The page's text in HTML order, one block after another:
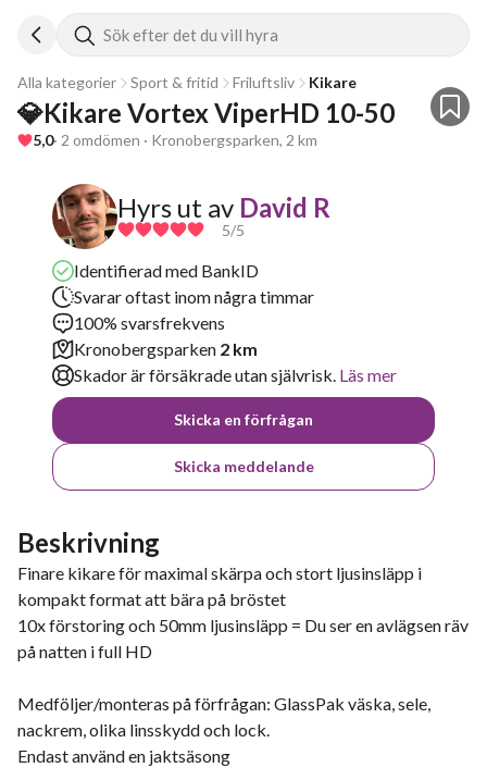
Sök efter det du vill hyra
Alla kategorier Sport & fritid Friluftsliv Kikare
💎Kikare Vortex ViperHD 10-50
5,0· 2 omdömen · Kronobergsparken, 2 km
Hyrs ut av David R
5/5
Identifierad med BankID
Svarar oftast inom några timmar
100% svarsfrekvens
Kronobergsparken 2 km
Skador är försäkrade utan självrisk. Läs mer
Skicka en förfrågan
Skicka meddelande
Beskrivning
Finare kikare för maximal skärpa och stort ljusinsläpp i
kompakt format att bära på bröstet
10x förstoring och 50mm ljusinsläpp = Du ser en avlägsen räv
på natten i full HD
Medföljer/monteras på förfrågan: GlassPak väska, sele,
nackrem, olika linsskydd och lock.
Endast använd en jaktsäsong